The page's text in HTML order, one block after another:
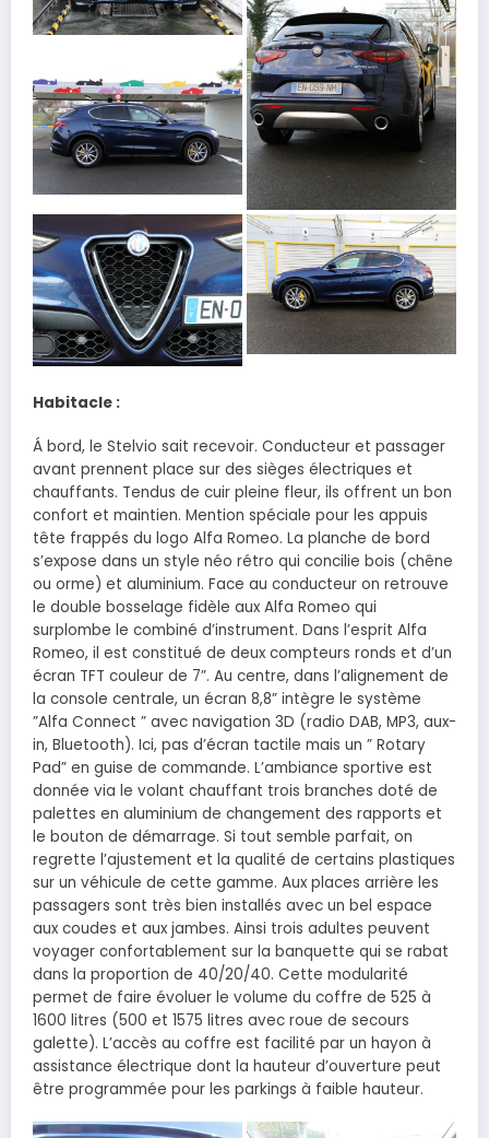
Habitacle :
Á bord, le Stelvio sait recevoir. Conducteur et passager
avant prennent place sur des sièges électriques et
chauffants. Tendus de cuir pleine fleur, ils offrent un bon
confort et maintien. Mention spéciale pour les appuis
tête frappés du logo Alfa Romeo. La planche de bord
s’expose dans un style néo rétro qui concilie bois (chêne
ou orme) et aluminium. Face au conducteur on retrouve
le double bosselage fidèle aux Alfa Romeo qui
surplombe le combiné d’instrument. Dans l’esprit Alfa
Romeo, il est constitué de deux compteurs ronds et d’un
écran TFT couleur de 7”. Au centre, dans l’alignement de
la console centrale, un écran 8,8” intègre le système
”Alfa Connect ” avec navigation 3D (radio DAB, MP3, aux-
in, Bluetooth). Ici, pas d’écran tactile mais un ” Rotary
Pad” en guise de commande. L’ambiance sportive est
donnée via le volant chauffant trois branches doté de
palettes en aluminium de changement des rapports et
le bouton de démarrage. Si tout semble parfait, on
regrette l’ajustement et la qualité de certains plastiques
sur un véhicule de cette gamme. Aux places arrière les
passagers sont très bien installés avec un bel espace
aux coudes et aux jambes. Ainsi trois adultes peuvent
voyager confortablement sur la banquette qui se rabat
dans la proportion de 40/20/40. Cette modularité
permet de faire évoluer le volume du coffre de 525 à
1600 litres (500 et 1575 litres avec roue de secours
galette). L’accès au coffre est facilité par un hayon à
assistance électrique dont la hauteur d’ouverture peut
être programmée pour les parkings à faible hauteur.